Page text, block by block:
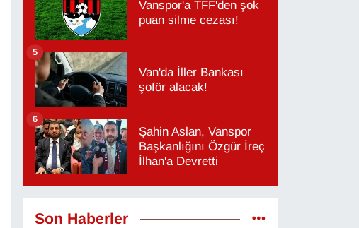
Vanspor'a TFF'den şok
puan silme cezası!
Van'da İller Bankası
şoför alacak!
5
Şahin Aslan, Vanspor
Başkanlığını Özgür İreç
İlhan'a Devretti
6
Son Haberler